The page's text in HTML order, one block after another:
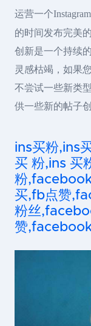
运营一个
的时间发布完美
创新是一个持续
灵感枯竭，如果
不尝试一些新类
供一些新的帖子
ins买粉,ins
买 粉,ins 买
粉
买,fb点赞
粉丝
赞